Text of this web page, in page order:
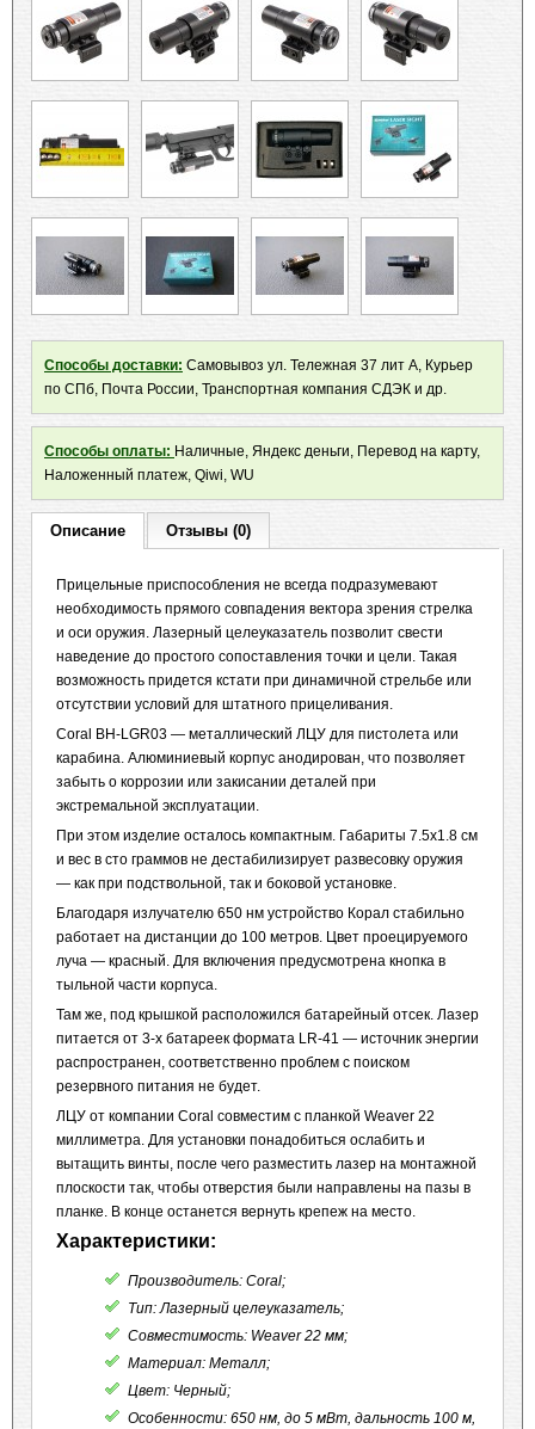
Способы доставки: Самовывоз ул. Тележная 37 лит А, Курьер
по СПб, Почта России, Транспортная компания СДЭК и др.
Способы оплаты: Наличные, Яндекс деньги, Перевод на карту,
Наложенный платеж, Qiwi, WU
Описание Отзывы (0)
Прицельные приспособления не всегда подразумевают
необходимость прямого совпадения вектора зрения стрелка
и оси оружия. Лазерный целеуказатель позволит свести
наведение до простого сопоставления точки и цели. Такая
возможность придется кстати при динамичной стрельбе или
отсутствии условий для штатного прицеливания.
Coral BH-LGR03 — металлический ЛЦУ для пистолета или
карабина. Алюминиевый корпус анодирован, что позволяет
забыть о коррозии или закисании деталей при
экстремальной эксплуатации.
При этом изделие осталось компактным. Габариты 7.5x1.8 см
и вес в сто граммов не дестабилизирует развесовку оружия
— как при подствольной, так и боковой установке.
Благодаря излучателю 650 нм устройство Корал стабильно
работает на дистанции до 100 метров. Цвет проецируемого
луча — красный. Для включения предусмотрена кнопка в
тыльной части корпуса.
Там же, под крышкой расположился батарейный отсек. Лазер
питается от 3-х батареек формата LR-41 — источник энергии
распространен, соответственно проблем с поиском
резервного питания не будет.
ЛЦУ от компании Coral совместим с планкой Weaver 22
миллиметра. Для установки понадобиться ослабить и
вытащить винты, после чего разместить лазер на монтажной
плоскости так, чтобы отверстия были направлены на пазы в
планке. В конце останется вернуть крепеж на место.
Характеристики:
Производитель: Coral;
Тип: Лазерный целеуказатель;
Совместимость: Weaver 22 мм;
Материал: Металл;
Цвет: Черный;
Особенности: 650 нм, до 5 мВт, дальность 100 м,